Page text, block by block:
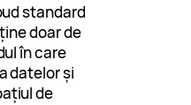
standard
doar de
în care
datelor și
de